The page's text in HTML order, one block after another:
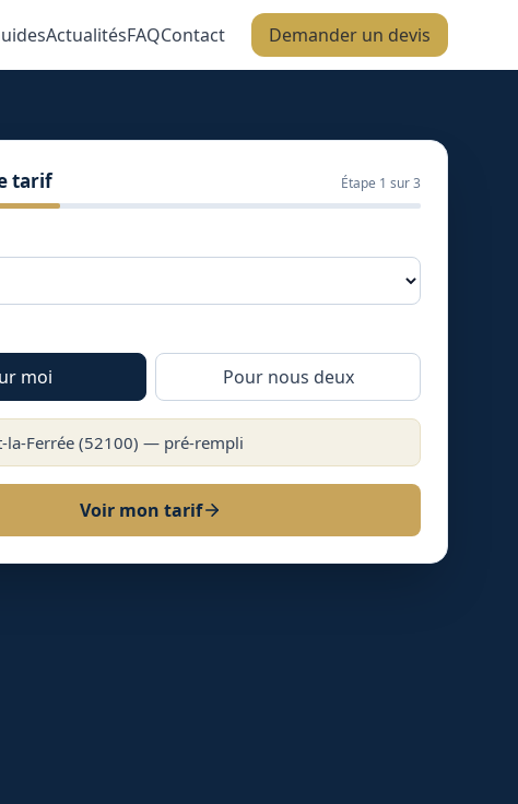
ActualitésFAQContact Demander un devis
tarif Étape 1 sur 3
moi Pour nous deux
la-Ferrée(52100) — pré-rempli
Voir mon tarif